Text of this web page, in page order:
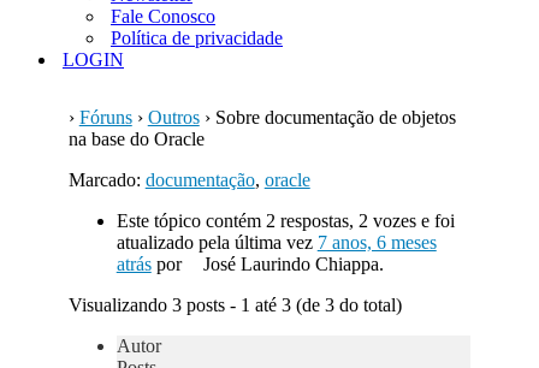
Fale Conosco
Política de privacidade
LOGIN
› Fóruns › Outros › Sobre documentação de objetos
na base do Oracle
Marcado: documentação, oracle
Este tópico contém 2 respostas, 2 vozes e foi
atualizado pela última vez 7 anos, 6 meses
atráspor
José Laurindo Chiappa.
Visualizando 3 posts - 1 até 3 (de 3 do total)
Autor